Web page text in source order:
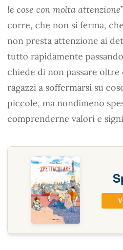
le cose con molta attenzione
corre, che non si ferma,
non presta attenzione ai
tutto rapidamente
chiede di non passare oltre
ragazzi a soffermarsi su
piccole, ma nondimeno
comprenderne valori e